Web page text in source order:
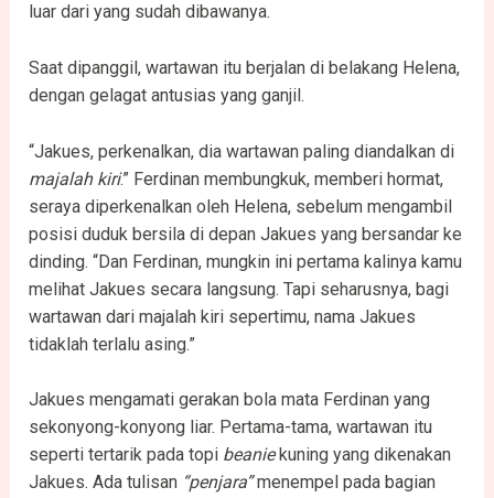
luar dari yang sudah dibawanya.
Saat dipanggil, wartawan itu berjalan di belakang Helena,
dengan gelagat antusias yang ganjil.
“Jakues, perkenalkan, dia wartawan paling diandalkan di
majalah kiri.” Ferdinan membungkuk, memberi hormat,
seraya diperkenalkan oleh Helena, sebelum mengambil
posisi duduk bersila di depan Jakues yang bersandar ke
dinding. “Dan Ferdinan, mungkin ini pertama kalinya kamu
melihat Jakues secara langsung. Tapi seharusnya, bagi
wartawan dari majalah kiri sepertimu, nama Jakues
tidaklah terlalu asing.”
Jakues mengamati gerakan bola mata Ferdinan yang
sekonyong-konyong liar. Pertama-tama, wartawan itu
seperti tertarik pada topi beanie kuning yang dikenakan
Jakues. Ada tulisan “penjara”menempel pada bagian